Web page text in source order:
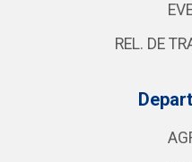
REL. DE